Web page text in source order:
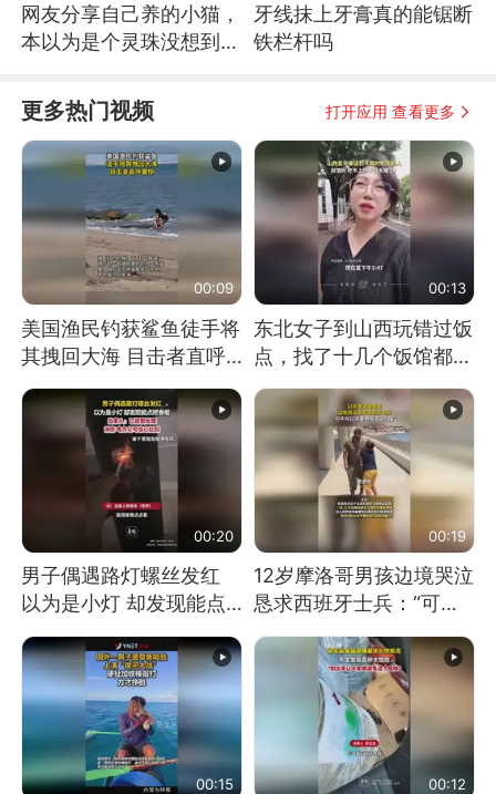
网友分享自己养的小猫，
本以为是个灵珠没想到是
牙线抹上牙膏真的能锯断
铁栏杆吗
更多热门视频 打开应用 查看更多
00:09
美国渔民钓获鲨鱼徒手将
其拽回大海 目击者直呼
震惊 （视频来源：参考
消息）
00:13
东北女子到山西玩错过饭
点，找了十几个饭馆都没
开门：午休到几点
00:20
男子偶遇路灯螺丝发红
以为是小灯 却发现能点
燃香烟 当事人：已报警
处理
00:19
12岁摩洛哥男孩边境哭泣
恳求西班牙士兵：“可不
可以不要把我遣返回国”
00:15 00:12